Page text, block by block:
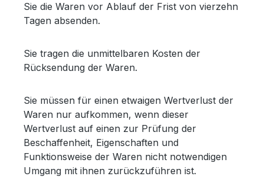
Sie die Waren vor Ablauf der Frist von vierzehn
Tagen absenden.
Sie tragen die unmittelbaren Kosten der
Rücksendung der Waren.
Sie müssen für einen etwaigen Wertverlust der
Waren nur aufkommen, wenn dieser
Wertverlust auf einen zur Prüfung der
Beschaffenheit, Eigenschaften und
Funktionsweise der Waren nicht notwendigen
Umgang mit ihnen zurückzuführen ist.